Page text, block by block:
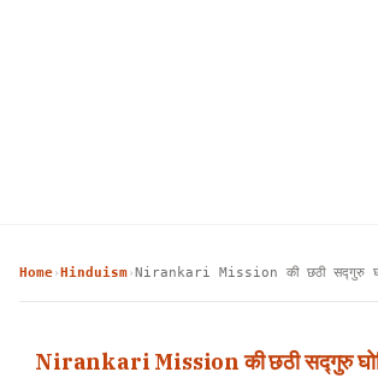
Home› Hinduism› Nirankari Mission की छठी सद्गुरु
Nirankari Mission की छठी सद्गुरु